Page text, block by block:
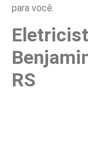
para você.
RS